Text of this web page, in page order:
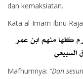
dan kemaksiatan.
Kata al-Imam Ibnu
Mafhumnya: "Dan